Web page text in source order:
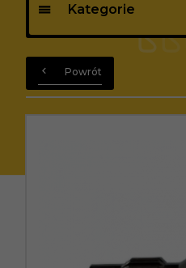
Kategorie
Powrót